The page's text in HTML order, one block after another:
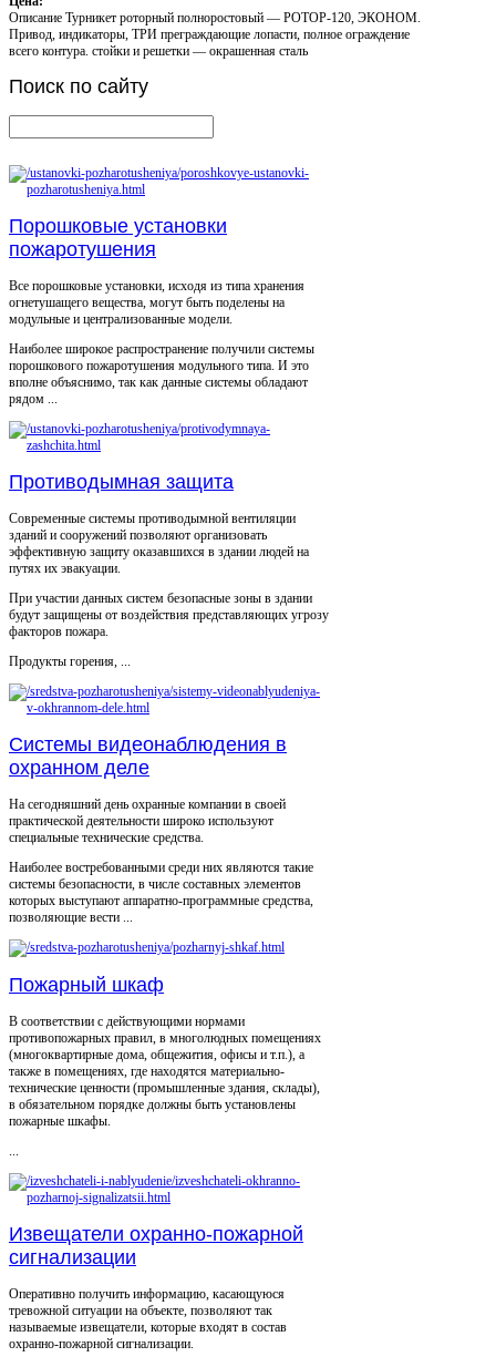
Описание Турникет роторный полноростовый — РОТОР-120, ЭКОНОМ.
Привод, индикаторы, ТРИ преграждающие лопасти, полное ограждение
всего контура. стойки и решетки — окрашенная сталь
Поиск по сайту
Порошковые установки
пожаротушения
Все порошковые установки, исходя из типа хранения
огнетушащего вещества, могут быть поделены на
модульные и централизованные модели.
Наиболее широкое распространение получили системы
порошкового пожаротушения модульного типа. И это
вполне объяснимо, так как данные системы обладают
рядом ...
Противодымная защита
Современные системы противодымной вентиляции
зданий и сооружений позволяют организовать
эффективную защиту оказавшихся в здании людей на
путях их эвакуации.
При участии данных систем безопасные зоны в здании
будут защищены от воздействия представляющих угрозу
факторов пожара.
Продукты горения, ...
Системы видеонаблюдения в
охранном деле
На сегодняшний день охранные компании в своей
практической деятельности широко используют
специальные технические средства.
Наиболее востребованными среди них являются такие
системы безопасности, в числе составных элементов
которых выступают аппаратно-программные средства,
позволяющие вести ...
Пожарный шкаф
В соответствии с действующими нормами
противопожарных правил, в многолюдных помещениях
(многоквартирные дома, общежития, офисы и т.п.), а
также в помещениях, где находятся материально-
технические ценности (промышленные здания, склады),
в обязательном порядке должны быть установлены
пожарные шкафы.
...
Извещатели охранно-пожарной
сигнализации
Оперативно получить информацию, касающуюся
тревожной ситуации на объекте, позволяют так
называемые извещатели, которые входят в состав
охранно-пожарной сигнализации.